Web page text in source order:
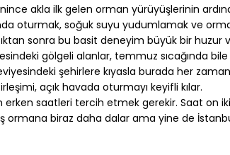
akla ilk gelen orman yürüyüşlerinin
oturmak, soğuk suyu yudumlamak ve
sonra bu basit deneyim büyük bir huzur
gölgeli alanlar, temmuz sıcağında
şehirlere kıyasla burada her
açık havada oturmayı keyifli kılar.
erken saatleri tercih etmek gerekir. Saat on
biraz daha dalar ama yine de İstanbul